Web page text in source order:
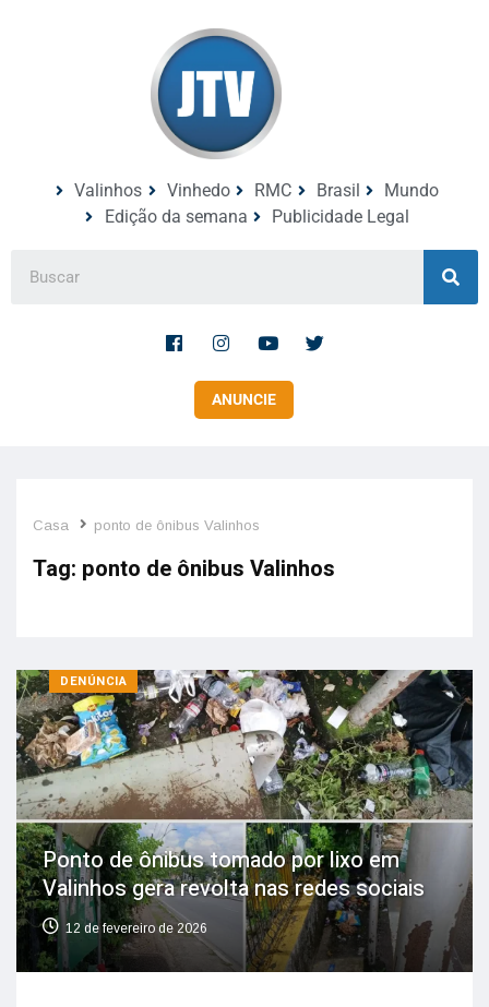
Valinhos Vinhedo RMC Brasil
Mundo
Edição da semana
Publicidade Legal
ANUNCIE
Casa ponto de ônibus Valinhos
Tag: ponto de ônibus Valinhos
DENÚNCIA
Ponto de ônibus tomado por lixo em
Valinhos gera revolta nas redes sociais
12 de fevereiro de 2026